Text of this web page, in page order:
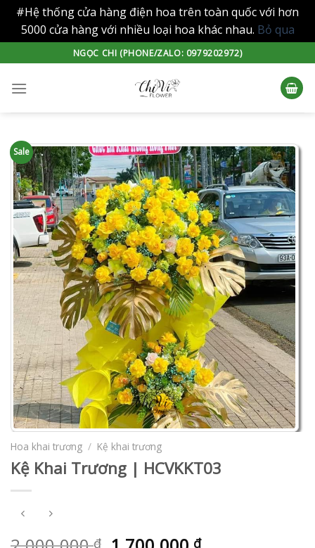
#Hệ thống cửa hàng điện hoa trên toàn quốc với hơn
5000 cửa hàng với nhiều loại hoa khác nhau. Bỏ qua
to
content
NGỌC CHI (PHONE/ZALO: 0979202972)
Sale
Hoa khai trương / Kệ khai trương
Kệ Khai Trương | HCVKKT03
₫ ₫